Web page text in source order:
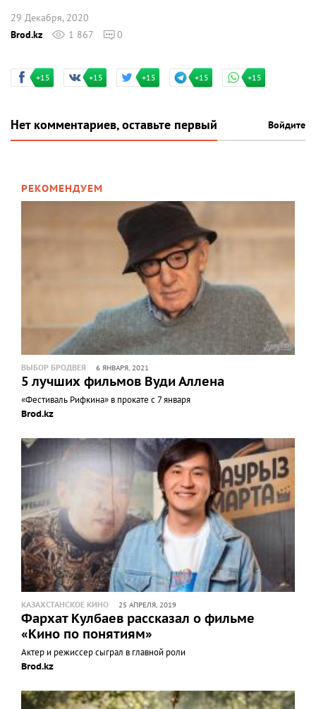
29 Декабря, 2020
Brod.kz
1 867 0
+15 +15 +15 +15 +15
Нет комментариев, оставьте первый Войдите
РЕКОМЕНДУЕМ
ВЫБОР БРОДВЕЯ 6 ЯНВАРЯ, 2021
5 лучших фильмов Вуди Аллена
«Фестиваль Рифкина» в прокате с 7 января
Brod.kz
КАЗАХСТАНСКОЕ КИНО 25 АПРЕЛЯ, 2019
Фархат Кулбаев рассказал о фильме
«Кино по понятиям»
Актер и режиссер сыграл в главной роли
Brod.kz